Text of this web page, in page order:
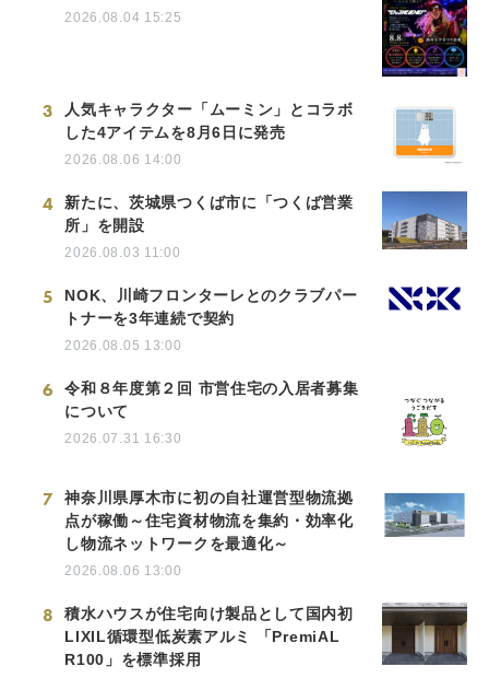
2026.08.04 15:25
3
人気キャラクター「ムーミン」とコラボ
した4アイテムを8月6日に発売
2026.08.06 14:00
4
新たに、茨城県つくば市に「つくば営業
所」を開設
2026.08.03 11:00
5
NOK、川崎フロンターレとのクラブパー
トナーを3年連続で契約
2026.08.05 13:00
6
令和８年度第２回 市営住宅の入居者募集
について
2026.07.31 16:30
7
神奈川県厚木市に初の自社運営型物流拠
点が稼働～住宅資材物流を集約・効率化
し物流ネットワークを最適化～
2026.08.06 13:00
8
積水ハウスが住宅向け製品として国内初
LIXIL循環型低炭素アルミ 「PremiAL
R100」を標準採用